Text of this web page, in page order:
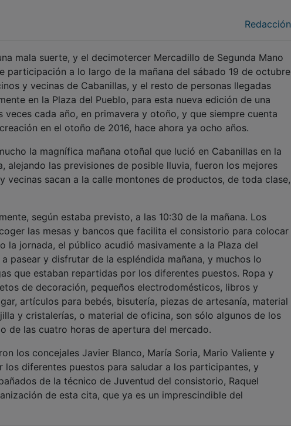
Redacción
mala suerte, y el decimotercer Mercadillo de Segunda Mano
participación a lo largo de la mañana del sábado 19 de octubre
y vecinas de Cabanillas, y el resto de personas llegadas
en la Plaza del Pueblo, para esta nueva edición de una
cada año, en primavera y otoño, y que siempre cuenta
en el otoño de 2016, hace ahora ya ocho años.
la magnífica mañana otoñal que lució en Cabanillas en la
alejando las previsiones de posible lluvia, fueron los mejores
vecinas sacan a la calle montones de productos, de toda clase,
según estaba previsto, a las 10:30 de la mañana. Los
las mesas y bancos que facilita el consistorio para colocar
la jornada, el público acudió masivamente a la Plaza del
pasear y disfrutar de la espléndida mañana, y muchos lo
que estaban repartidas por los diferentes puestos. Ropa y
de decoración, pequeños electrodomésticos, libros y
artículos para bebés, bisutería, piezas de artesanía, material
y cristalerías, o material de oficina, son sólo algunos de los
de las cuatro horas de apertura del mercado.
los concejales Javier Blanco, María Soria, Mario Valiente y
los diferentes puestos para saludar a los participantes, y
de la técnico de Juventud del consistorio, Raquel
de esta cita, que ya es un imprescindible del